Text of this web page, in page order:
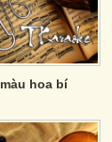
màu hoa bí